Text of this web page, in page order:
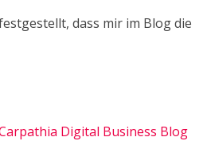
dass mir im Blog die
Digital Business Blog